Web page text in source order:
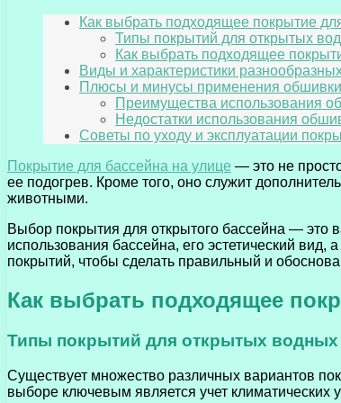
Как выбрать подходящее покрытие
Типы покрытий для открытых
Как выбрать подходящее
Виды и характеристики
Плюсы и минусы применения
Преимущества использования
Недостатки использования
Советы по уходу и эксплуатации
Покрытие для бассейна на улице — это не
ее подогрев. Кроме того, оно служит
животными.
Выбор покрытия для открытого бассейна — это
использования бассейна, его эстетический
покрытий, чтобы сделать правильный и
Как выбрать подходящее
Типы покрытий для открытых
Существует множество различных вариантов
выборе ключевым является учет климатических